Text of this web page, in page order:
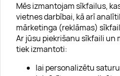
Mēs izmantojam sīkfailus,
vietnes darbībai, kā arī
mārketinga (reklāmas)
Ar jūsu piekrišanu sīkfaili un
tiek izmantoti:
lai personalizētu
Par "Lieliska dāvana"